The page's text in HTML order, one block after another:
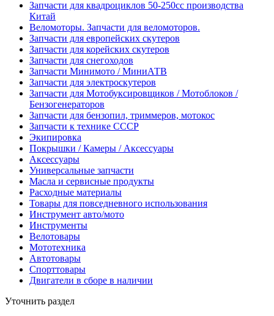
Запчасти для квадроциклов 50-250сс производства
Китай
Веломоторы. Запчасти для веломоторов.
Запчасти для европейских скутеров
Запчасти для корейских скутеров
Запчасти для снегоходов
Запчасти Минимото / МиниАТВ
Запчасти для электроскутеров
Запчасти для Мотобуксировщиков / Мотоблоков /
Бензогенераторов
Запчасти для бензопил, триммеров, мотокос
Запчасти к технике СССР
Экипировка
Покрышки / Камеры / Аксессуары
Аксессуары
Универсальные запчасти
Масла и сервисные продукты
Расходные материалы
Товары для повседневного использования
Инструмент авто/мото
Инструменты
Велотовары
Мототехника
Автотовары
Спорттовары
Двигатели в сборе в наличии
Уточнить раздел